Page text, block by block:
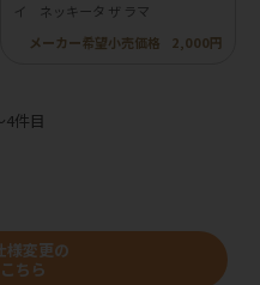
イ ネッキータ ザ ラマ
メーカー希望小売価格
2,000円
4件目
様変更の
ちら